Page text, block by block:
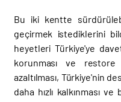
Bu iki kentte
geçirmek istediklerini
heyetleri Türkiye'ye
korunması ve restore
azaltılması, Türkiye'nin
daha hızlı kalkınması